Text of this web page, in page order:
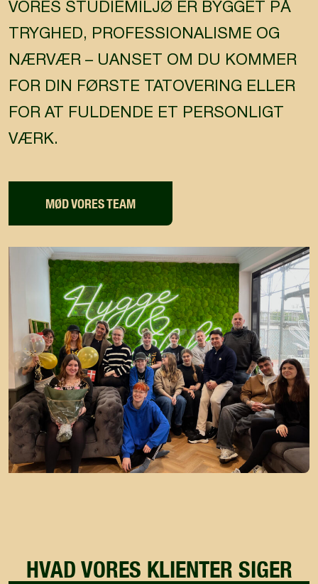
VORES STUDIEMILJØ ER BYGGET PÅ
TRYGHED, PROFESSIONALISME OG
NÆRVÆR – UANSET OM DU KOMMER
FOR DIN FØRSTE TATOVERING ELLER
FOR AT FULDENDE ET PERSONLIGT
VÆRK.
MØD VORES TEAM
HVAD VORES KLIENTER SIGER